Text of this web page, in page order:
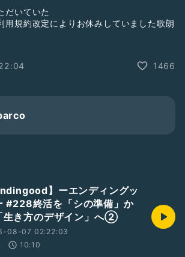
だいていた
用規約改定によりお休みしていました歌朗
表に伴い
ので
より男子」イメージソング
約変更により）
、ピアノ音源さんを使わせていただいての
ます。
1466
】ーエンディングッ
#228終活を「シの準備」か
生き方のデザイン」へ②
08-07 02:22:03
10:10